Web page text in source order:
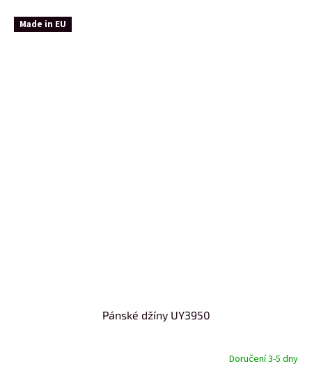
Made in EU
Pánské džíny UY3950
Doručení 3-5 dny